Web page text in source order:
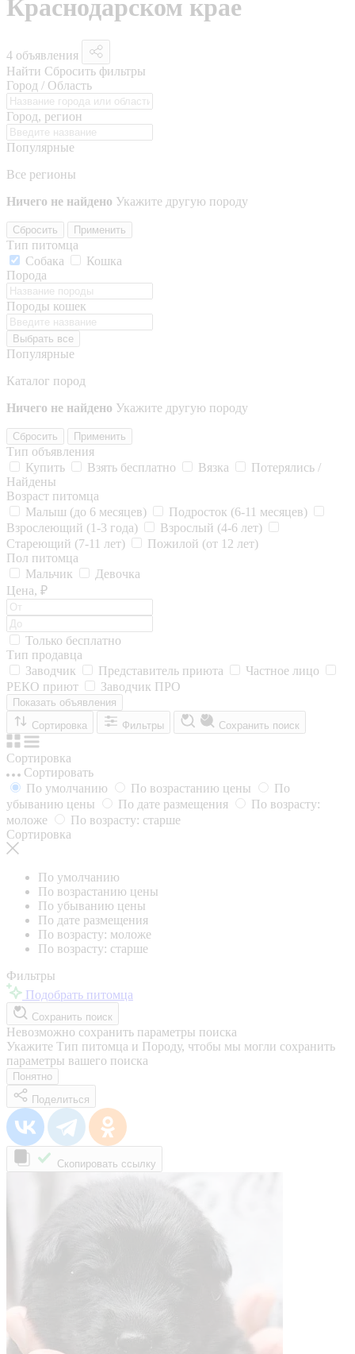
Краснодарском крае
4 объявления
Найти Сбросить фильтры
Город / Область
Город, регион
Популярные
Все регионы
Ничего не найдено Укажите другую породу
Сбросить Применить
Тип питомца
Собака
Кошка
Порода
Породы кошек
Выбрать все
Популярные
Каталог пород
Ничего не найдено Укажите другую породу
Сбросить Применить
Тип объявления
Купить
Взять бесплатно Вязка
Потерялись /
Найдены
Возраст питомца
Малыш (до 6 месяцев)
Подросток (6-11 месяцев)
Взрослеющий (1-3 года)
Взрослый (4-6 лет)
Стареющий (7-11 лет)
Пожилой (от 12 лет)
Пол питомца
Мальчик
Девочка
Цена, ₽
Только бесплатно
Тип продавца
Заводчик
Представитель приюта
Частное лицо
РЕКО приют
Заводчик ПРО
Показать объявления
Сортировка
Фильтры Сохранить поиск
Сортировка
Сортировать
По умолчанию
По возрастанию цены
По
убыванию цены
По дате размещения
По возрасту:
моложе
По возрасту: старше
Сортировка
По умолчанию
По возрастанию цены
По убыванию цены
По дате размещения
По возрасту: моложе
По возрасту: старше
Фильтры
Подобрать питомца
Сохранить поиск
Невозможно сохранить параметры поиска
Укажите Тип питомца и Породу, чтобы мы могли сохранить
параметры вашего поиска
Понятно
Поделиться
Скопировать ссылку